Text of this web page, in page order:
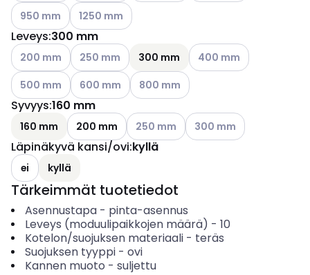
Katso käytettävissä olevat vaihtoehdot
950 mm Katso käytettävissä olevat vaihtoehdot
1250 mm
Leveys:300 mm
Katso käytettävissä olevat vaihtoehdot
200 mm Katso käytettävissä olevat vaihtoehdot
250 mm 300 mm Katso käytettävissä
400 mm
Katso käytettävissä olevat vaihtoehdot
500 mm Katso käytettävissä olevat vaihtoehdot
600 mm Katso käytettävissä olevat
800 mm
Syvyys:160 mm
160 mm 200 mm Katso käytettävissä olevat
250 mm Katso käytettävissä
300 mm
Läpinäkyvä kansi/ovi:kyllä
ei kyllä
Tärkeimmät tuotetiedot
Asennustapa- pinta-asennus
Leveys (moduulipaikkojen määrä) - 10
Kotelon/suojuksen materiaali- teräs
Suojuksen tyyppi- ovi
Kannen muoto - suljettu